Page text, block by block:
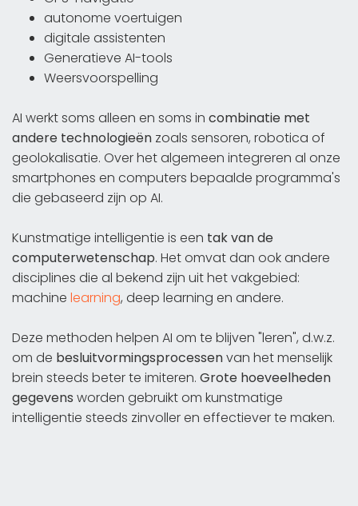
autonome voertuigen
digitale assistenten
Generatieve AI-tools
Weersvoorspelling
AI werkt soms alleen en soms in combinatie met
andere technologieën zoals sensoren, robotica of
geolokalisatie. Over het algemeen integreren al onze
smartphones en computers bepaalde programma's
die gebaseerd zijn op AI.
Kunstmatige intelligentie is een tak van de
computerwetenschap. Het omvat dan ook andere
disciplines die al bekend zijn uit het vakgebied:
machine learning, deep learning en andere.
Deze methoden helpen AI om te blijven "leren", d.w.z.
om de besluitvormingsprocessenvan het menselijk
brein steeds beter te imiteren. Grote hoeveelheden
gegevens worden gebruikt om kunstmatige
intelligentie steeds zinvoller en effectiever te maken.